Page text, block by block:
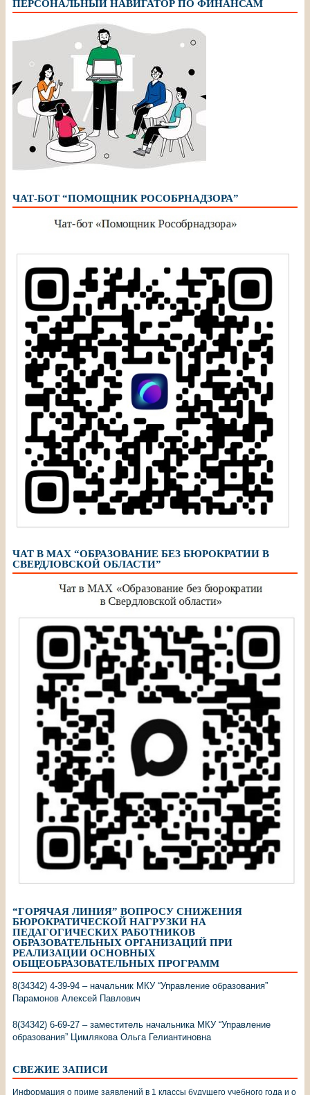
ПЕРСОНАЛЬНЫЙ НАВИГАТОР ПО ФИНАНСАМ
ЧАТ-БОТ “ПОМОЩНИК РОСОБРНАДЗОРА”
ЧАТ В МАХ “ОБРАЗОВАНИЕ БЕЗ БЮРОКРАТИИ В
СВЕРДЛОВСКОЙ ОБЛАСТИ”
“ГОРЯЧАЯ ЛИНИЯ” ВОПРОСУ СНИЖЕНИЯ
БЮРОКРАТИЧЕСКОЙ НАГРУЗКИ НА
ПЕДАГОГИЧЕСКИХ РАБОТНИКОВ
ОБРАЗОВАТЕЛЬНЫХ ОРГАНИЗАЦИЙ ПРИ
РЕАЛИЗАЦИИ ОСНОВНЫХ
ОБЩЕОБРАЗОВАТЕЛЬНЫХ ПРОГРАММ
8(34342) 4-39-94 – начальник МКУ “Управление образования”
Парамонов Алексей Павлович
8(34342) 6-69-27 – заместитель начальника МКУ “Управление
образования” Цимлякова Ольга Гелиантиновна
СВЕЖИЕ ЗАПИСИ
Информация о приме заявлений в 1 классы будущего учебного года и о